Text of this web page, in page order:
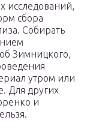
исследований,
сбора
Собирать
Зимницкого,
утром или
Для других
и